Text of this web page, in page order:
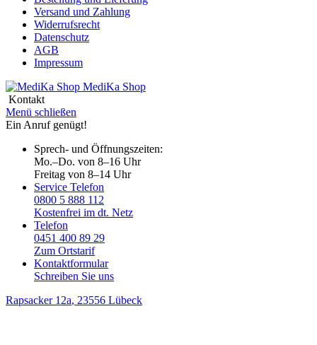
Versand und Zahlung
Widerrufsrecht
Datenschutz
AGB
Impressum
MediKa Shop
Kontakt
Menü schließen
Ein Anruf genügt!
Sprech- und Öffnungszeiten:
Mo.–Do. von 8–16 Uhr
Freitag von 8–14 Uhr
Service Telefon
0800 5 888 112
Kostenfrei im dt. Netz
Telefon
0451 400 89 29
Zum Ortstarif
Kontaktformular
Schreiben Sie uns
Rapsacker 12a, 23556 Lübeck